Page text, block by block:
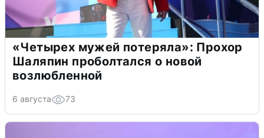
«Четырех мужей потеряла»: Прохор
Шаляпин проболтался о новой
возлюбленной
6 августа 73